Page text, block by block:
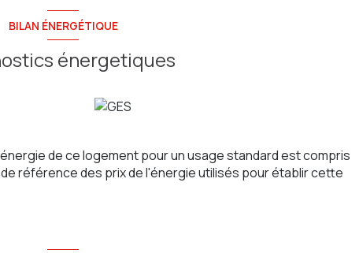
3 chambres avec dressings et une salle d'eau avec WC.
et atelier
)
261
BILAN ÉNERGÉTIQUE
énergetiques
de ce logement pour un usage standard est compris
référence des prix de l'énergie utilisés pour établir cette